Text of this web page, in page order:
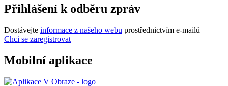
Přihlášení k odběru zpráv
Dostávejte informace z našeho webu prostřednictvím e-mailů
Chci se zaregistrovat
Mobilní aplikace